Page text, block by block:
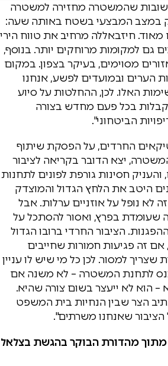
שהמשטרה מחזירה למשטרה
במצב המבצעי בשטח באותה שעה:
מאוד. חיזבאללה מרחיב את טווח הירי
גם למקומות מרוחקים יותר. בנוסף,
מסוימים, בעיקר בצפון. במקום
הערים ובמועדים לפשע, אנחנו
האלו. לכן, ההחלטות על סיוע
בכל פעם מחדש בצורה
הביטחוני".
החרדים, על הפסקת שיתוף
יצא הדובר בקריאה לציבור
חסינות גורפת לפונים לתחנות
היטב את הלחץ הגדול והמוצדק
לא נופל על אוזניים ערלות. אבל
שעומדת בפרץ, ואסור להסתכל על
הציבור החרדי ברובו הגדול
זה פגיעות חמורות שחייבים
שצריך למסור. לכן כל מי שיש לו עניין
נכנס לתחנת המשטרה – לא משנה אם
– הוא לא ייעצר בשום צורה שהיא.
הצר שבין הנחיות בית המשפט
הציבור שאנחנו משרתים".
מתוך מהדורת הבוקר בהגשת בצלאל